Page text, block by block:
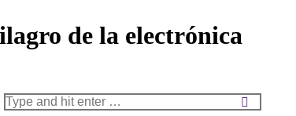
de la electrónica
Search: